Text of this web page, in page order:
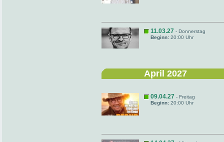
11.03.27 - Donnerstag
Beginn: 20:00 Uhr
April 2027
09.04.27 - Freitag
Beginn: 20:00 Uhr